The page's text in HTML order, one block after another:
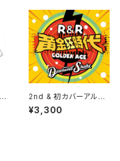
2nd & 初カバーアルバ
ム『ロックンロール黄金
狂時代』
¥3,300